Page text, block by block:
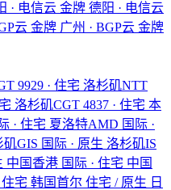
· 电信云 金牌 德阳 · 电信云
云 金牌 广州 · BGP云 金牌
9929 · 住宅 洛杉矶NTT
洛杉矶CGT 4837 · 住宅 本
· 住宅 夏洛特AMD 国际 ·
矶GIS 国际 · 原生 洛杉矶IS
中国香港 国际 · 住宅 中国
住宅 韩国首尔 住宅 / 原生 日